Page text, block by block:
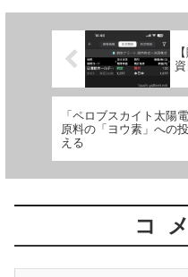
「ペロブスカイト太陽
原料の「ヨウ素」への
える
コ